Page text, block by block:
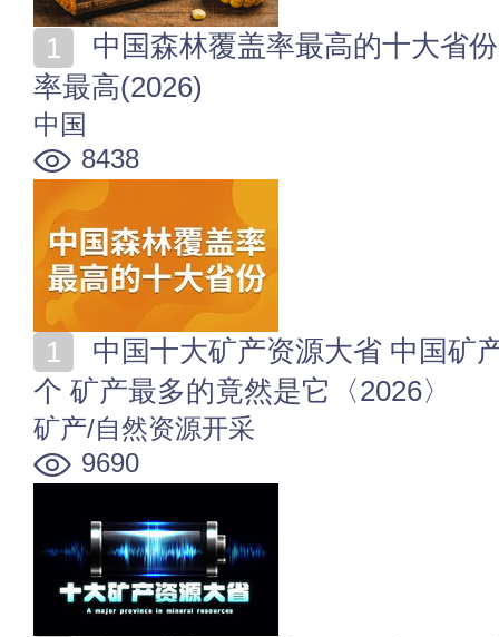
率最高(2026)
中国
8438
个 矿产最多的竟然是它〈2026〉
矿产/自然资源开采
9690